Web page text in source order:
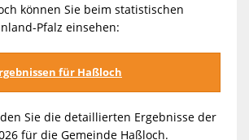
können Sie beim statistischen
Pfalz einsehen:
für Haßloch
Sie die detaillierten Ergebnisse der
für die Gemeinde Haßloch.